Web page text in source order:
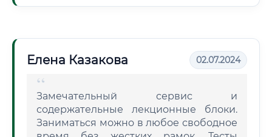
Елена Казакова 02.07.2024
Замечательный сервис и
содержательные лекционные блоки.
Заниматься можно в любое свободное